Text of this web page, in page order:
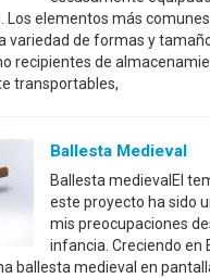
Los elementos más
variedad de formas y
recipientes de
transportables,
Ballesta Medieval
Ballesta medievalEl
este proyecto ha sido
mis preocupaciones
infancia. Creciendo en
ballesta medieval en